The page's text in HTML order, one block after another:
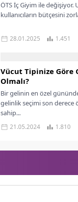
ÖTS İç Giyim ile değişiyor.
kullanıcıların bütçesini
28.01.2025 1.451
Vücut Tipinize Göre
Olmalı?
Bir gelinin en özel
gelinlik seçimi son derece
sahip...
21.05.2024 1.810